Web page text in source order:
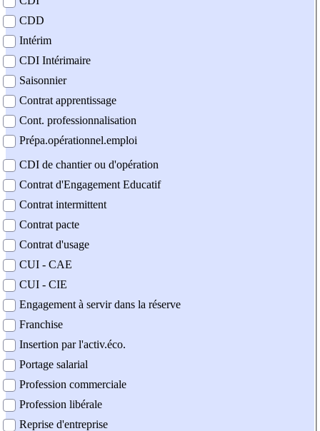
CDD
Intérim
CDI Intérimaire
Saisonnier
Contrat apprentissage
Cont. professionnalisation
Prépa.opérationnel.emploi
CDI de chantier ou d'opération
Contrat d'Engagement Educatif
Contrat intermittent
Contrat pacte
Contrat d'usage
CUI - CAE
CUI - CIE
Engagement à servir dans la réserve
Franchise
Insertion par l'activ.éco.
Portage salarial
Profession commerciale
Profession libérale
Reprise d'entreprise